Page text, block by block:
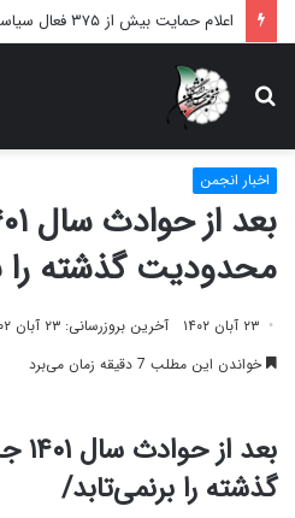
دنبال
می‌گردید؟
اخبار انجمن
محدودیت گذشته را
۲۳ آبان ۱۴۰۲ آخرین بروزرسانی: ۲۳ آبان ۱۴۰۲
خواندن این مطلب 7 دقیقه زمان می‌برد
گذشته را برنمی‌تابد/